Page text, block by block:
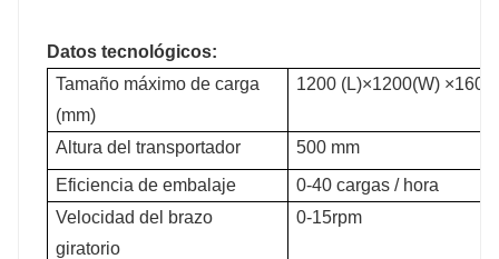
Datos tecnológicos:
Tamaño máximo de carga
(mm)
1200 (L)×1200(W)
Altura del transportador
500 mm
Eficiencia de embalaje
0-40 cargas / hora
Velocidad del brazo
giratorio
0-15rpm